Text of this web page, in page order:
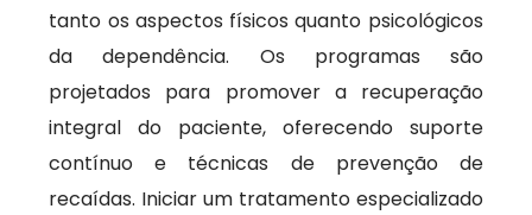
tanto os aspectos físicos quanto psicológicos
da dependência. Os programas são
projetados para promover a recuperação
integral do paciente, oferecendo suporte
contínuo e técnicas de prevenção de
recaídas. Iniciar um tratamento especializado